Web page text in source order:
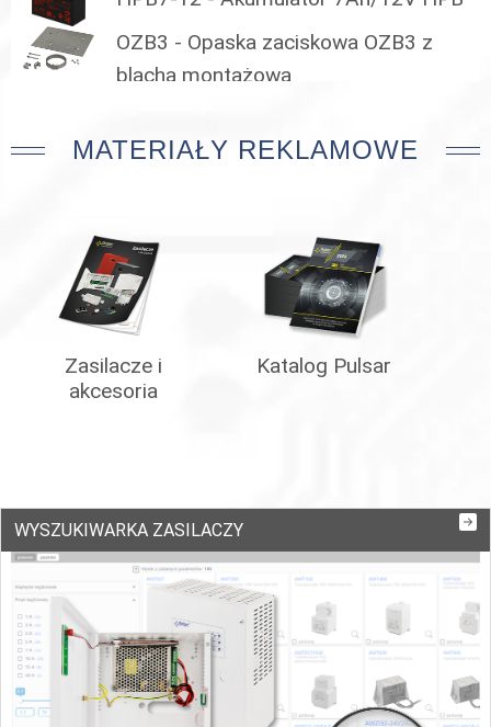
OZB3 - Opaska zaciskowa OZB3 z
blachą montażową
MATERIAŁY REKLAMOWE
Zasilacze i
akcesoria
Katalog Pulsar
WYSZUKIWARKA ZASILACZY